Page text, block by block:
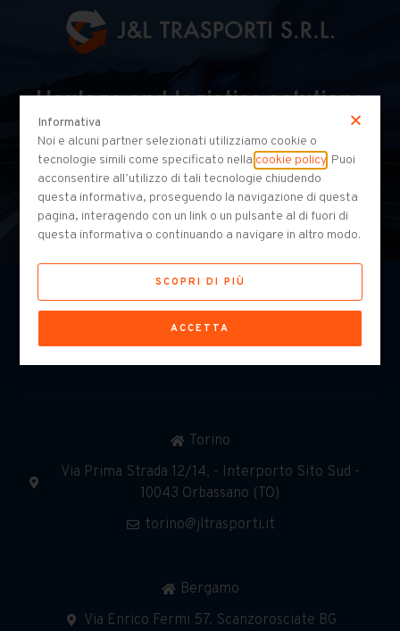
Haulage and logistics solutions
Torino
Via Prima Strada 12/14, - Interporto Sito Sud -
10043 Orbassano (TO)
torino@jltrasporti.it
Bergamo
Via Enrico Fermi 57. Scanzorosciate BG
Informativa
Noi e alcuni partner selezionati utilizziamo cookie o
tecnologie simili come specificato nella cookie policy . Puoi
acconsentire all’utilizzo di tali tecnologie chiudendo
questa informativa, proseguendo la navigazione di questa
pagina, interagendo con un link o un pulsante al di fuori di
questa informativa o continuando a navigare in altro modo.
SCOPRI DI PIÙ
ACCETTA